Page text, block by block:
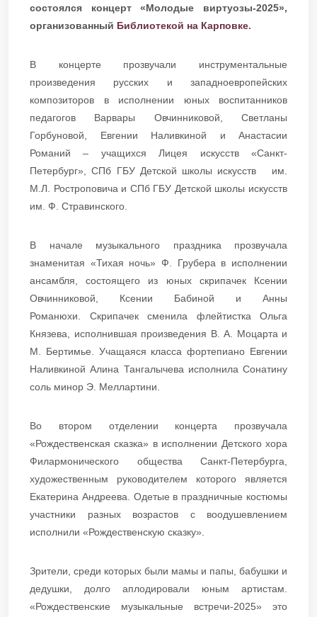
состоялся концерт «Молодые виртуозы-2025»,
организованный Библиотекой на Карповке.
В концерте прозвучали инструментальные
произведения русских и западноевропейских
композиторов в исполнении юных воспитанников
педагогов Варвары Овчинниковой, Светланы
Горбуновой, Евгении Наливкиной и Анастасии
Романий – учащихся Лицея искусств «Санкт-
Петербург», СПб ГБУ Детской школы искусств им.
М.Л. Ростроповича и СПб ГБУ Детской школы искусств
им. Ф. Стравинского.
В начале музыкального праздника прозвучала
знаменитая «Тихая ночь» Ф. Грубера в исполнении
ансамбля, состоящего из юных скрипачек Ксении
Овчинниковой, Ксении Бабиной и Анны
Романюхи. Скрипачек сменила флейтистка Ольга
Князева, исполнившая произведения В. А. Моцарта и
М. Бертимье. Учащаяся класса фортепиано Евгении
Наливкиной Алина Тангалычева исполнила Сонатину
соль минор Э. Меллартини.
Во втором отделении концерта прозвучала
«Рождественская сказка» в исполнении Детского хора
Филармонического общества Санкт-Петербурга,
художественным руководителем которого является
Екатерина Андреева. Одетые в праздничные костюмы
участники разных возрастов с воодушевлением
исполнили «Рождественскую сказку».
Зрители, среди которых были мамы и папы, бабушки и
дедушки, долго аплодировали юным артистам.
«Рождественские музыкальные встречи-2025» это